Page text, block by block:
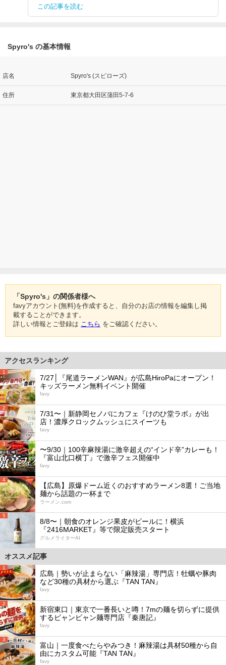
この記事を読む
Spyro's の基本情報
店名 Spyro's (スピローズ)
住所 東京都大田区蒲田5-7-6
「Spyro's」の関係者様へ
favyアカウント(無料)を作成すると、自分のお店の情報を編集し掲
載することができます。
詳しい情報とご登録は こちら をご確認ください。
アクセスランキング
1
7/27│『尾道ラーメンWAN』が広島HiroPaにオープン！
キッズラーメン無料イベント開催
favy
2
7/31〜｜新静岡セノバにカフェ『けのひ堂ラボ』が出
店！濃厚クロックムッシュにスイーツも
favy
3
〜9/30｜100辛麻辣湯に激辛超えの“インド辛”カレーも！
『富山北口横丁』で激辛フェス開催中
favy
4
【広島】原爆ドーム近くのおすすめラーメン8選！ご当地
麺から話題の一杯まで
ラーメン.com
5
8/8〜｜朝食のオレンジ果皮がビールに！横浜
『2416MARKET』等で限定販売スタート
グルメライターAI
オススメ記事
1
広島｜勢いが止まらない「麻辣湯」専門店！牡蠣や豚肉
など30種の具材から選ぶ『TAN TAN』
favy
2
新宿東口｜東京で一番長いと噂！7mの麺を切らずに提供
するビャンビャン麺専門店『秦唐記』
favy
3
富山｜一度食べたらやみつき！麻辣湯は具材50種から自
由にカスタム可能『TAN TAN』
favy